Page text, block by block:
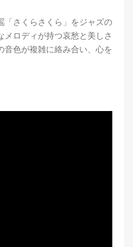
「さくらさくら」をジャズの
ロディが持つ哀愁と美しさ
音色が複雑に絡み合い、心を